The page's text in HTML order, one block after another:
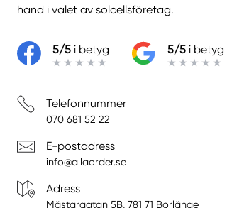
hand i valet av solcellsföretag.
5/5 i betyg 5/5 i betyg
Telefonnummer
070 681 52 22
E-postadress
info@allaorder.se
Adress
Mästargatan 5B, 781 71 Borlänge